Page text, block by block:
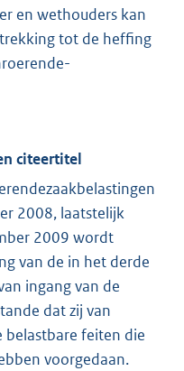
en wethouders kan
tot de heffing
citeertitel
2008, laatstelijk
2009 wordt
van de in het derde
ingang van de
dat zij van
feiten die
voorgedaan.